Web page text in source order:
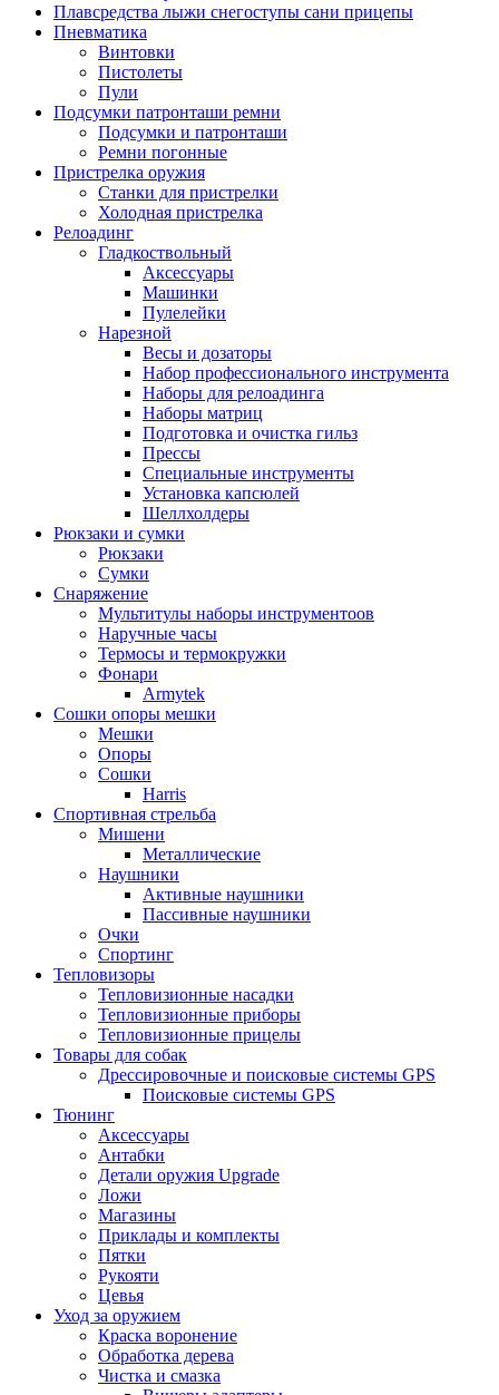
Плавсредства лыжи снегоступы сани прицепы
Пневматика
Винтовки
Пистолеты
Пули
Подсумки патронташи ремни
Подсумки и патронташи
Ремни погонные
Пристрелка оружия
Станки для пристрелки
Холодная пристрелка
Релоадинг
Гладкоствольный
Аксессуары
Машинки
Пулелейки
Нарезной
Весы и дозаторы
Набор профессионального инструмента
Наборы для релоадинга
Наборы матриц
Подготовка и очистка гильз
Прессы
Специальные инструменты
Установка капсюлей
Шеллхолдеры
Рюкзаки и сумки
Рюкзаки
Сумки
Снаряжение
Мультитулы наборы инструментоов
Наручные часы
Термосы и термокружки
Фонари
Armytek
Сошки опоры мешки
Мешки
Опоры
Сошки
Harris
Спортивная стрельба
Мишени
Металлические
Наушники
Активные наушники
Пассивные наушники
Очки
Спортинг
Тепловизоры
Тепловизионные насадки
Тепловизионные приборы
Тепловизионные прицелы
Товары для собак
Дрессировочные и поисковые системы GPS
Поисковые системы GPS
Тюнинг
Аксессуары
Антабки
Детали оружия Upgrade
Ложи
Магазины
Приклады и комплекты
Пятки
Рукояти
Цевья
Уход за оружием
Краска воронение
Обработка дерева
Чистка и смазка